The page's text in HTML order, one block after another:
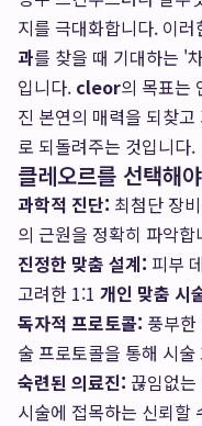
지를 극대화합니다. 이
과를 찾을 때 기대하는 '
입니다. cleor의 목표는
진 본연의 매력을 되찾
로 되돌려주는 것입니다.
클레오르를 선택해
과학적 진단: 최첨단 장
의 근원을 정확히 파악합
진정한 맞춤 설계: 피부
고려한 1:1 개인 맞춤 시
독자적 프로토콜: 풍부
술 프로토콜을 통해 시
숙련된 의료진: 끊임없는
시술에 접목하는 신뢰할